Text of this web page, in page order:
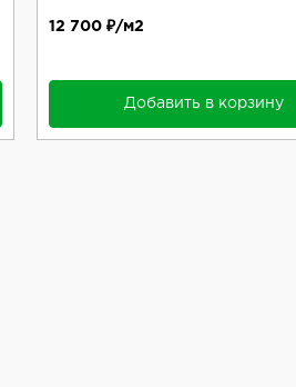
12 700 ₽/м2
Добавить в корзину